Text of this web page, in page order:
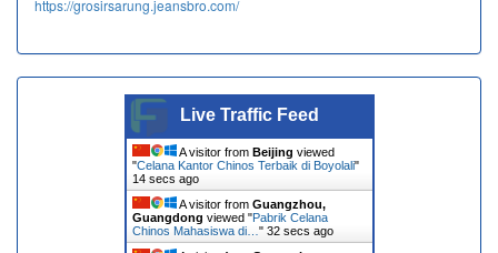
https://grosirsarung.jeansbro.com/
Live Traffic Feed
A visitor from Beijing viewed
"Celana Kantor Chinos Terbaik di Boyolali"
15 secs ago
A visitor from Guangzhou,
Guangdong viewed "Pabrik Celana
Chinos Mahasiswa di… " 33 secs ago